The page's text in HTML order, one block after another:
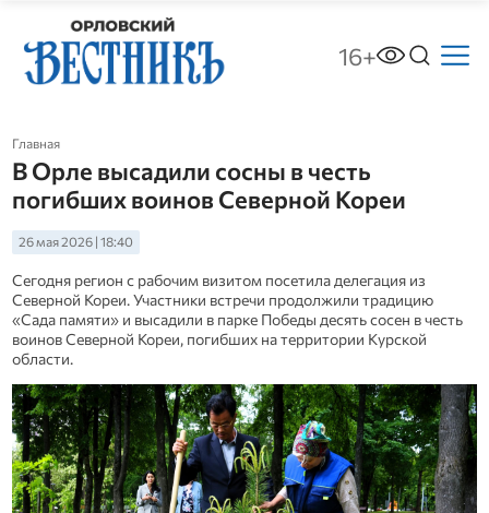
16+
Главная
В Орле высадили сосны в честь
погибших воинов Северной Кореи
26 мая 2026 | 18:40
Сегодня регион с рабочим визитом посетила делегация из
Северной Кореи. Участники встречи продолжили традицию
«Сада памяти» и высадили в парке Победы десять сосен в честь
воинов Северной Кореи, погибших на территории Курской
области.